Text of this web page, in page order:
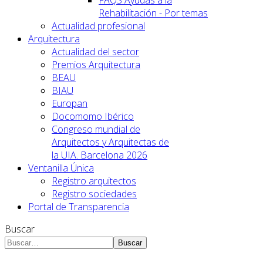
Rehabilitación - Por temas
Actualidad profesional
Arquitectura
Actualidad del sector
Premios Arquitectura
BEAU
BIAU
Europan
Docomomo Ibérico
Congreso mundial de
Arquitectos y Arquitectas de
la UIA. Barcelona 2026
Ventanilla Única
Registro arquitectos
Registro sociedades
Portal de Transparencia
Buscar
Buscar